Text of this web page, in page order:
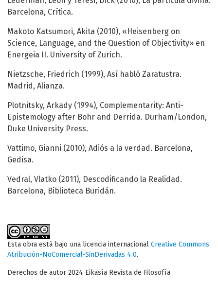
Barcelona, Crítica.
Makoto Katsumori, Akita (2010), «Heisenberg on
Science, Language, and the Question of Objectivity» en
Energeia II. University of Zurich.
Nietzsche, Friedrich (1999), Así habló Zaratustra.
Madrid, Alianza.
Plotnitsky, Arkady (1994), Complementarity: Anti-
Epistemology after Bohr and Derrida. Durham/London,
Duke University Press.
Vattimo, Gianni (2010), Adiós a la verdad. Barcelona,
Gedisa.
Vedral, Vlatko (2011), Descodificando la Realidad.
Barcelona, Biblioteca Buridán.
Esta obra está bajo una licencia internacional Creative Commons
Atribución-NoComercial-SinDerivadas 4.0.
Derechos de autor 2024 Eikasía Revista de Filosofía